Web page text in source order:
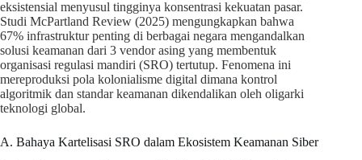
eksistensial menyusul tingginya konsentrasi kekuatan pasar.
Studi McPartland Review (2025) mengungkapkan bahwa
67% infrastruktur penting di berbagai negara mengandalkan
solusi keamanan dari 3 vendor asing yang membentuk
organisasi regulasi mandiri (SRO) tertutup. Fenomena ini
mereproduksi pola kolonialisme digital dimana kontrol
algoritmik dan standar keamanan dikendalikan oleh oligarki
teknologi global.
A. Bahaya Kartelisasi SRO dalam Ekosistem Keamanan Siber